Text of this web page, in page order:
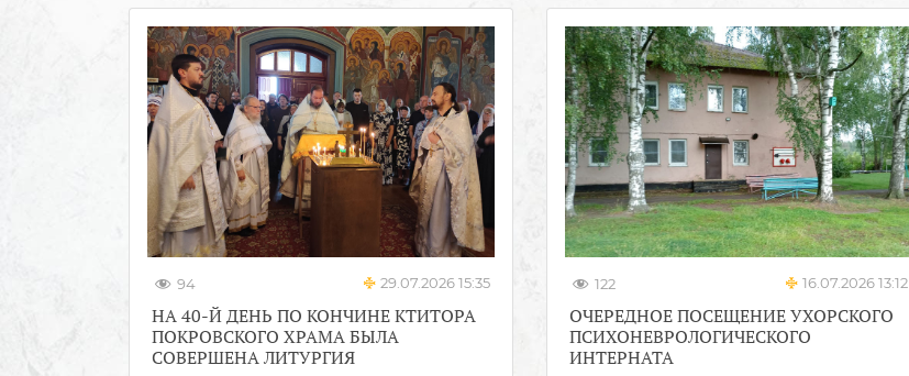
94 29.07.2026 15:35
НА 40-Й ДЕНЬ ПО КОНЧИНЕ КТИТОРА
ПОКРОВСКОГО ХРАМА БЫЛА
СОВЕРШЕНА ЛИТУРГИЯ
122 16.07.2026 13:12
ОЧЕРЕДНОЕ ПОСЕЩЕНИЕ УХОРСКОГО
ПСИХОНЕВРОЛОГИЧЕСКОГО
ИНТЕРНАТА